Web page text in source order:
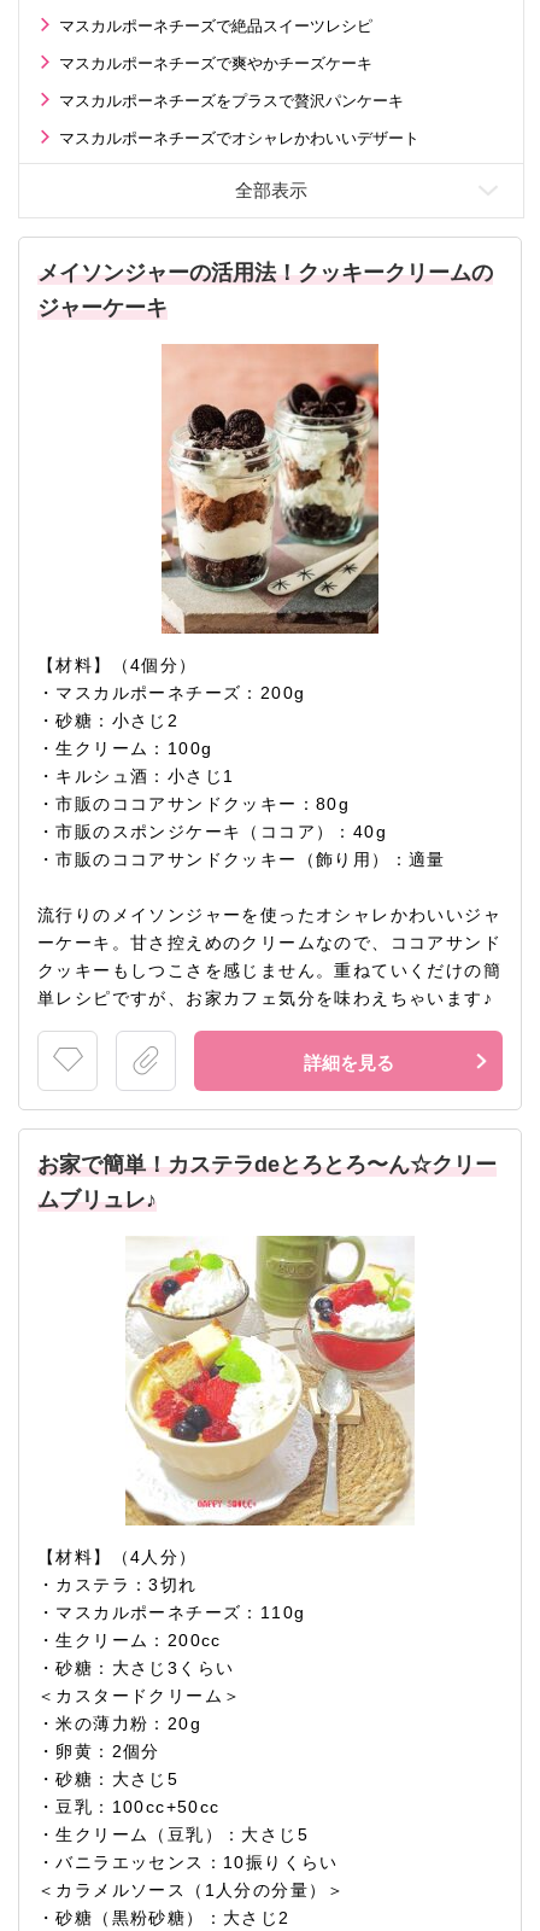
マスカルポーネチーズで絶品スイーツレシピ
マスカルポーネチーズで爽やかチーズケーキ
マスカルポーネチーズをプラスで贅沢パンケーキ
マスカルポーネチーズでオシャレかわいいデザート
メイソンジャーの活用法！クッキークリームの
ジャーケーキ
【材料】（4個分）
・マスカルポーネチーズ：200g
・砂糖：小さじ2
・生クリーム：100g
・キルシュ酒：小さじ1
・市販のココアサンドクッキー：80g
・市販のスポンジケーキ（ココア）：40g
・市販のココアサンドクッキー（飾り用）：適量
流行りのメイソンジャーを使ったオシャレかわいいジャ
ーケーキ。甘さ控えめのクリームなので、ココアサンド
クッキーもしつこさを感じません。重ねていくだけの簡
単レシピですが、お家カフェ気分を味わえちゃいます♪
詳細を見る
お家で簡単！カステラdeとろとろ〜ん☆クリー
ムブリュレ♪
【材料】（4人分）
・カステラ：3切れ
・マスカルポーネチーズ：110g
・生クリーム：200cc
・砂糖：大さじ3くらい
＜カスタードクリーム＞
・米の薄力粉：20g
・卵黄：2個分
・砂糖：大さじ5
・豆乳：100cc+50cc
・生クリーム（豆乳）：大さじ5
・バニラエッセンス：10振りくらい
＜カラメルソース（1人分の分量）＞
・砂糖（黒粉砂糖）：大さじ2